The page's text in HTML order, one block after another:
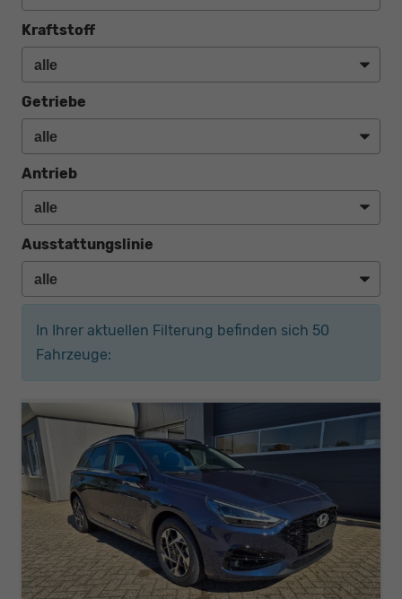
Kraftstoff
Getriebe
Antrieb
Ausstattungslinie
In Ihrer aktuellen Filterung befinden sich 50
Fahrzeuge: